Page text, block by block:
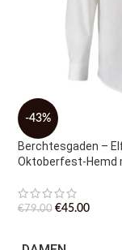
-43%
Berchtesgaden –
Oktoberfest-Hemd
€79.00 €45.00